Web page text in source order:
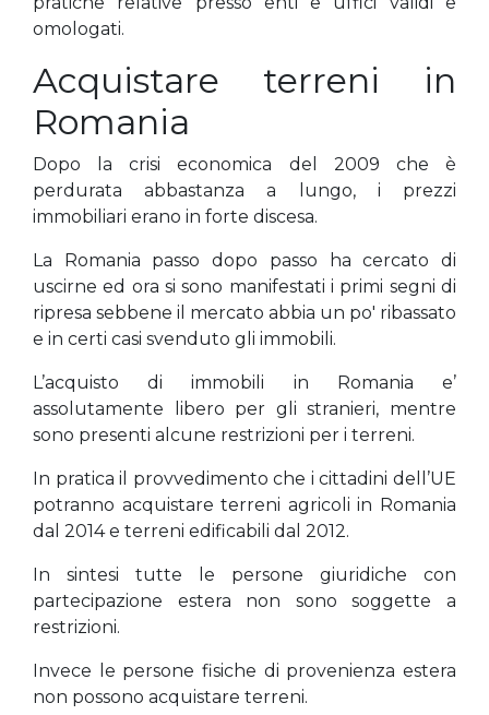
omologati.
Acquistare terreni in
Romania
Dopo la crisi economica del 2009 che è
perdurata abbastanza a lungo, i prezzi
immobiliari erano in forte discesa.
La Romania passo dopo passo ha cercato di
uscirne ed ora si sono manifestati i primi segni di
ripresa sebbene il mercato abbia un po' ribassato
e in certi casi svenduto gli immobili.
L’acquisto di immobili in Romania e’
assolutamente libero per gli stranieri, mentre
sono presenti alcune restrizioni per i terreni.
In pratica il provvedimento che i cittadini dell’UE
potranno acquistare terreni agricoli in Romania
dal 2014 e terreni edificabili dal 2012.
In sintesi tutte le persone giuridiche con
partecipazione estera non sono soggette a
restrizioni.
Invece le persone fisiche di provenienza estera
non possono acquistare terreni.